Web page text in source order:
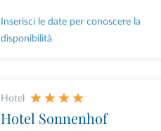
Inserisci le date per conoscere la
disponibilità
Hotel
Hotel Sonnenhof